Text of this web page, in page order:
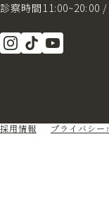
診察時間11:00~20:00
採用情報 プライバシー